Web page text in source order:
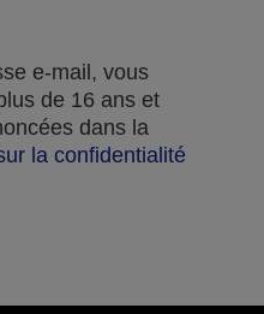
e-mail, vous
de 16 ans et
dans la
la confidentialité
soumission.